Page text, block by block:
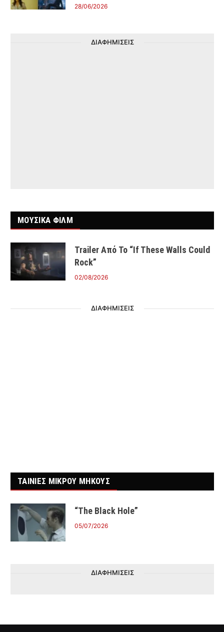
28/06/2026
ΔΙΑΦΗΜΙΣΕΙΣ
ΜΟΥΣΙΚΑ ΦΙΛΜ
Trailer Από Το “If These Walls Could
Rock”
02/08/2026
ΔΙΑΦΗΜΙΣΕΙΣ
ΤΑΙΝΙΕΣ ΜΙΚΡΟΥ ΜΗΚΟΥΣ
“The Black Hole”
05/07/2026
ΔΙΑΦΗΜΙΣΕΙΣ